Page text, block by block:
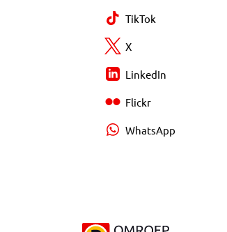
TikTok
X
LinkedIn
Flickr
WhatsApp